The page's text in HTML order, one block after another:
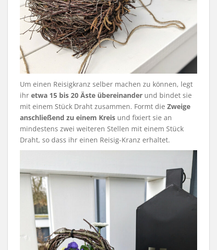
Um einen Reisigkranz selber machen zu können, legt
ihr etwa 15 bis 20 Äste übereinander und bindet sie
mit einem Stück Draht zusammen. Formt die Zweige
anschließend zu einem Kreis und fixiert sie an
mindestens zwei weiteren Stellen mit einem Stück
Draht, so dass ihr einen Reisig-Kranz erhaltet.